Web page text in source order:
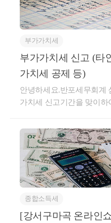
니다. 현재 상담 내역으로 보컨데, 사업자등록증을 별
도로 내거나 아니면 기존
해서는 세무전문가와 대
등록증 추가 또는 신규사
부가가치세
부가가치세 신고 (타
가치세 공제 등)
안녕하세요.반포세무회계
가치세 신고기간을 맞이
니다.​매출은 기본적으로
매출, 세금계산서 매출이
몇가지만 이야기해보겠습
경우 각종 어플로 매출이
분은 건별로 처리해서 신
은 보통 어플사이트 사장
야 하는지 안내되어있습니
외직구 구매대행의경우
종합소득세
[강서구마곡 온라인